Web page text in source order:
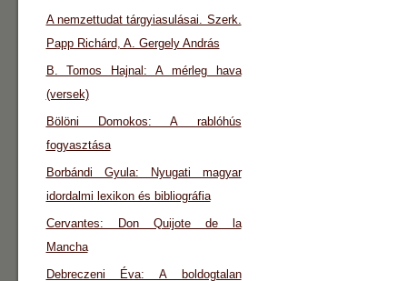
A nemzettudat tárgyiasulásai. Szerk.
Papp Richárd, A. Gergely András
B. Tomos Hajnal: A mérleg hava
(versek)
Bölöni Domokos: A rablóhús
fogyasztása
Borbándi Gyula: Nyugati magyar
idordalmi lexikon és bibliográfia
Cervantes: Don Quijote de la
Mancha
Debreczeni Éva: A boldogtalan